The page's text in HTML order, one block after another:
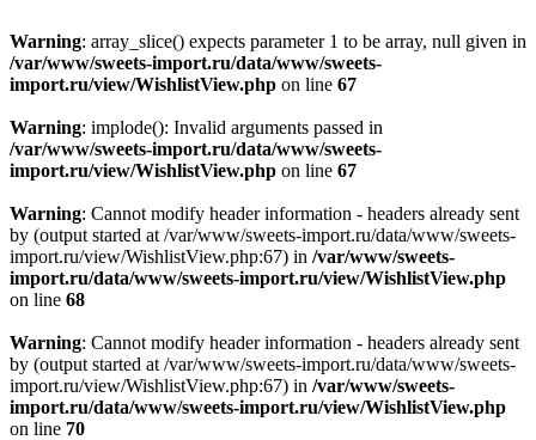
Warning: array_slice() expects parameter 1 to be array, null given in
/var/www/sweets-import.ru/data/www/sweets-
import.ru/view/WishlistView.php on line 67
Warning: implode(): Invalid arguments passed in
/var/www/sweets-import.ru/data/www/sweets-
import.ru/view/WishlistView.php on line 67
Warning: Cannot modify header information - headers already sent
by (output started at /var/www/sweets-import.ru/data/www/sweets-
import.ru/view/WishlistView.php:67) in /var/www/sweets-
import.ru/data/www/sweets-import.ru/view/WishlistView.php
on line 68
Warning: Cannot modify header information - headers already sent
by (output started at /var/www/sweets-import.ru/data/www/sweets-
import.ru/view/WishlistView.php:67) in /var/www/sweets-
import.ru/data/www/sweets-import.ru/view/WishlistView.php
on line 70